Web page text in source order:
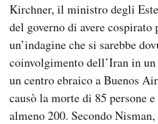
Kirchner, il ministro degli
del governo di avere cospirato
un’indagine che si sarebbe
coinvolgimento dell’Iran in
un centro ebraico a Buenos
causò la morte di 85 persone
almeno 200. Secondo